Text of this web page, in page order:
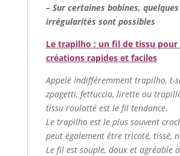
– Sur certaines bobines, quelques
irrégularités sont possibles
Le trapilho : un fil de tissu pour
créations rapides et faciles
Appelé indifféremment trapilho, t-
zpagetti, fettuccia, lirette ou
tissu roulotté est le fil tendance.
Le trapilho est le plus souvent
peut également être tricoté, tissé,
Le fil est souple, doux et agréable